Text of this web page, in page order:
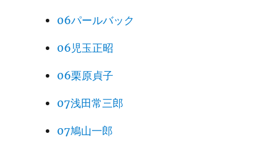
06パールバック
06児玉正昭
06栗原貞子
07浅田常三郎
07鳩山一郎